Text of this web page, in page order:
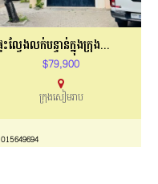
ផ្ទះល្វែងលក់បន្ទាន់ក្នុងក្រុងសៀមរាប
$79,900
ក្រុងសៀមរាប
015649694